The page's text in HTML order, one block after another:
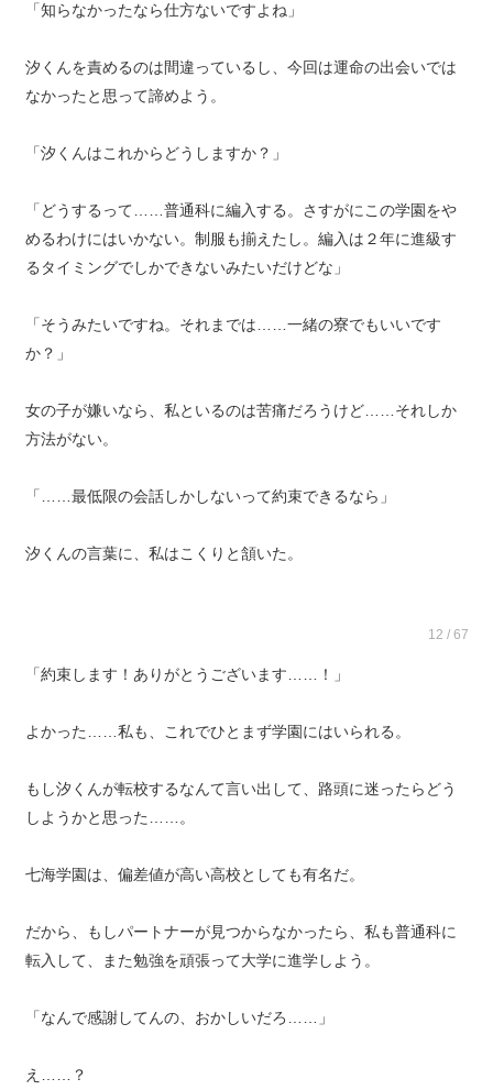
「知らなかったなら仕方ないですよね」
汐くんを責めるのは間違っているし、今回は運命の出会いでは
なかったと思って諦めよう。
「汐くんはこれからどうしますか？」
「どうするって……普通科に編入する。さすがにこの学園をや
めるわけにはいかない。制服も揃えたし。編入は２年に進級す
るタイミングでしかできないみたいだけどな」
「そうみたいですね。それまでは……一緒の寮でもいいです
か？」
女の子が嫌いなら、私といるのは苦痛だろうけど……それしか
方法がない。
「……最低限の会話しかしないって約束できるなら」
汐くんの言葉に、私はこくりと頷いた。
12 / 67
「約束します！ありがとうございます……！」
よかった……私も、これでひとまず学園にはいられる。
もし汐くんが転校するなんて言い出して、路頭に迷ったらどう
しようかと思った……。
七海学園は、偏差値が高い高校としても有名だ。
だから、もしパートナーが見つからなかったら、私も普通科に
転入して、また勉強を頑張って大学に進学しよう。
「なんで感謝してんの、おかしいだろ……」
え……？